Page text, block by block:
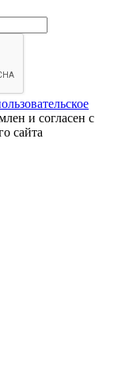
и согласен с
сайта